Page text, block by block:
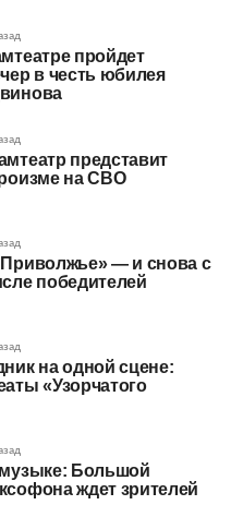
пройдет
в честь юбилея
представит
на СВО
Приволжье» — и снова с
победителей
на одной сцене:
«Узорчатого
Большой
ждет зрителей